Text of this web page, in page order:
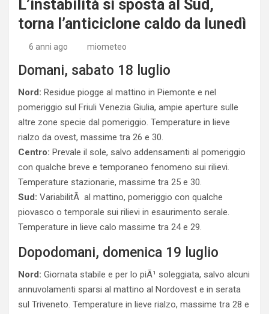
L’instabilità si sposta al Sud,
torna l’anticiclone caldo da lunedì
6 anni ago miometeo
Domani, sabato 18 luglio
Nord: Residue piogge al mattino in Piemonte e nel
pomeriggio sul Friuli Venezia Giulia, ampie aperture sulle
altre zone specie dal pomeriggio. Temperature in lieve
rialzo da ovest, massime tra 26 e 30.
Centro: Prevale il sole, salvo addensamenti al pomeriggio
con qualche breve e temporaneo fenomeno sui rilievi.
Temperature stazionarie, massime tra 25 e 30.
Sud: VariabilitÃ al mattino, pomeriggio con qualche
piovasco o temporale sui rilievi in esaurimento serale.
Temperature in lieve calo massime tra 24 e 29.
Dopodomani, domenica 19 luglio
Nord: Giornata stabile e per lo piÃ¹ soleggiata, salvo alcuni
annuvolamenti sparsi al mattino al Nordovest e in serata
sul Triveneto. Temperature in lieve rialzo, massime tra 28 e